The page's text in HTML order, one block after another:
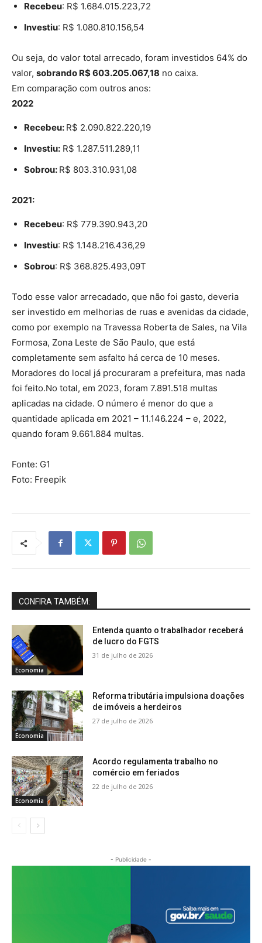
Recebeu: R$ 1.684.015.223,72
Investiu: R$ 1.080.810.156,54
Ou seja, do valor total arrecado, foram investidos 64% do
valor, sobrando R$ 603.205.067,18 no caixa.
Em comparação com outros anos:
2022
Recebeu: R$ 2.090.822.220,19
Investiu: R$ 1.287.511.289,11
Sobrou: R$ 803.310.931,08
2021:
Recebeu: R$ 779.390.943,20
Investiu: R$ 1.148.216.436,29
Sobrou: R$ 368.825.493,09T
Todo esse valor arrecadado, que não foi gasto, deveria
ser investido em melhorias de ruas e avenidas da cidade,
como por exemplo na Travessa Roberta de Sales, na Vila
Formosa, Zona Leste de São Paulo, que está
completamente sem asfalto há cerca de 10 meses.
Moradores do local já procuraram a prefeitura, mas nada
foi feito.No total, em 2023, foram 7.891.518 multas
aplicadas na cidade. O número é menor do que a
quantidade aplicada em 2021 – 11.146.224 – e, 2022,
quando foram 9.661.884 multas.
Fonte: G1
Foto: Freepik
CONFIRA TAMBÉM:
Economia
Entenda quanto o trabalhador receberá
de lucro do FGTS
31 de julho de 2026
Economia
Reforma tributária impulsiona doações
de imóveis a herdeiros
27 de julho de 2026
Economia
Acordo regulamenta trabalho no
comércio em feriados
22 de julho de 2026
- Publicidade -